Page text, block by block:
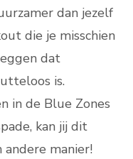
dan jezelf
die je misschien
dat
is.
in de Blue Zones
kan jij dit
manier!